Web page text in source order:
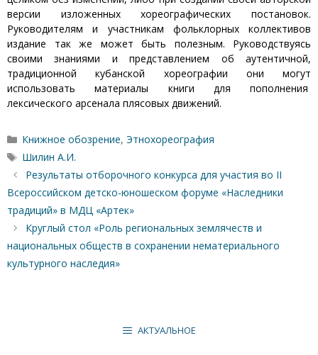
версии изложенных хореографических постановок.
Руководителям и участникам фольклорных коллективов
издание так же может быть полезным. Руководствуясь
своими знаниями и представлением об аутентичной,
традиционной кубанской хореографии они могут
использовать материалы книги для пополнения
лексического арсенала плясовых движений.
Рубрики
Книжное обозрение, Этнохореография
Метки
Шилин А.И.
Результаты отборочного конкурса для участия во II
Всероссийском детско-юношеском форуме «Наследники
традиций» в МДЦ «Артек»
Круглый стол «Роль региональных землячеств и
национальных обществ в сохранении нематериального
культурного наследия»
АКТУАЛЬНОЕ